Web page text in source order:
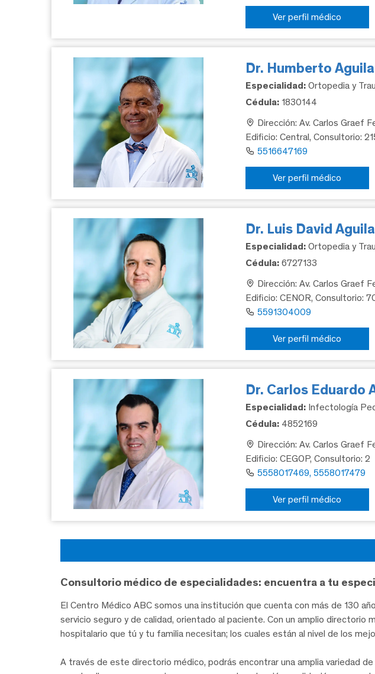
Ver perfil médico
Dr. Humberto
Especialidad: Ortopedia y
Cédula: 1830144
Dirección: Av. Carlos Graef
Edificio: Central, Consultorio:
5516647169
Ver perfil médico
Dr. Luis David
Especialidad: Ortopedia y
Cédula: 6727133
Dirección: Av. Carlos Graef
Edificio: CENOR, Consultorio:
5591304009
Ver perfil médico
Dr. Carlos Eduardo
Especialidad: Infectología
Cédula: 4852169
Dirección: Av. Carlos Graef
Edificio: CEGOP, Consultorio: 2
5558017469, 5558017479
Ver perfil médico
Consultorio médico de especialidades: encuentra a tu
El Centro Médico ABC somos una institución que cuenta con más de 130
servicio seguro y de calidad, orientado al paciente. Con un amplio
hospitalario que tú y tu familia necesitan; los cuales están al nivel de los
A través de este directorio médico, podrás encontrar una amplia variedad